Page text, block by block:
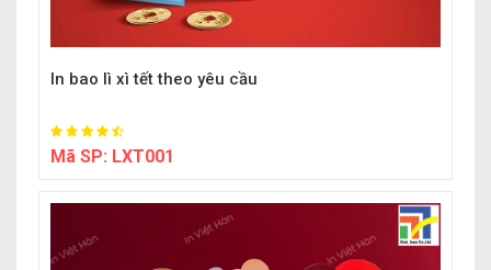
In bao lì xì tết theo yêu cầu
Mã SP: LXT001